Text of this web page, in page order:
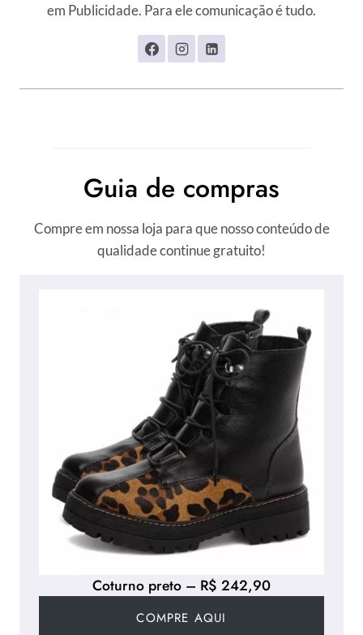
em Publicidade. Para ele comunicação é tudo.
Guia de compras
Compre em nossa loja para que nosso conteúdo de
qualidade continue gratuito!
Coturno preto – R$ 242,90
COMPRE AQUI